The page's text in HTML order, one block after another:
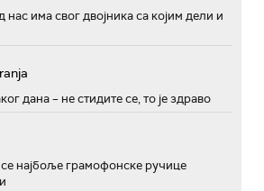
нас има свог двојника са којим дели и
дана – не стидите се, то је здраво
најбоље грамофонске ручице